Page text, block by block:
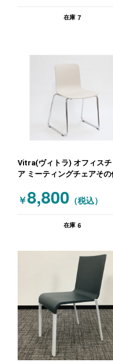
在庫 7
Vitra(ヴィトラ) オフィスチ
ア ミーティングチェアその
￥8,800 （税込）
在庫 6